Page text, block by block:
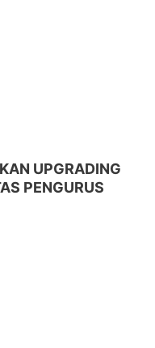
UPGRADING
PENGURUS